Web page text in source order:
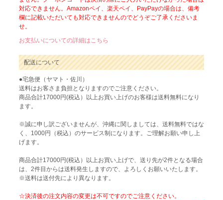
対応できません。Amazonペイ、楽天ペイ、PayPayの場合は、備考
欄に記載いただいても対応できませんのでどうぞご了承くださいま
せ。
お支払いについての詳細はこちら
配送について
●宅急便（ヤマト・佐川）
送料はお客さま負担となりますのでご注意ください。
商品合計17000円(税込）以上お買い上げのお客様は送料無料になり
ます。
※誠に申し訳ございませんが、沖縄に関しましては、送料無料ではな
く、1000円（税込）のサービス制になります。ご理解お願い申し上
げます。
商品合計17000円(税込）以上お買い上げで、送り先が2件となる場合
は、2件目からは送料発生しますので、よろしくお願いいたします。
※送料は送付先により異なります。
☆決済後の注文内容の変更は不可ですのでご注意ください。